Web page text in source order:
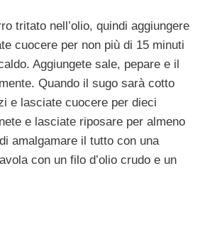
tritato nell’olio, quindi aggiungere
cuocere per non più di 15 minuti
Aggiungete sale, pepare e il
Quando il sugo sarà cotto
e lasciate cuocere per dieci
e lasciate riposare per almeno
amalgamare il tutto con una
con un filo d’olio crudo e un